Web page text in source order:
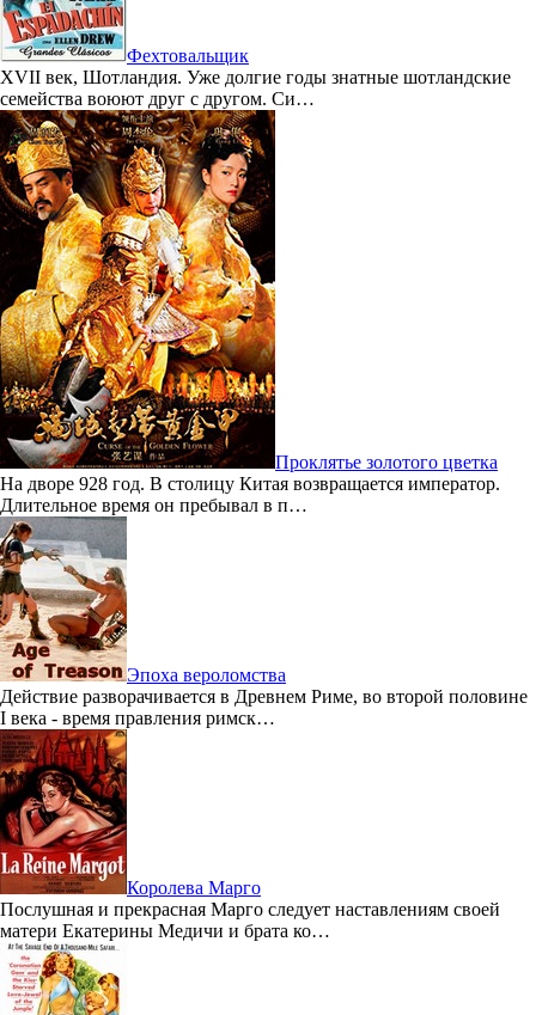
Фехтовальщик
XVII век, Шотландия. Уже долгие годы знатные шотландские
семейства воюют друг с другом. Си…
Проклятье золотого цветка
На дворе 928 год. В столицу Китая возвращается император.
Длительное время он пребывал в п…
Эпоха вероломства
Действие разворачивается в Древнем Риме, во второй половине
I века - время правления римск…
Королева Марго
Послушная и прекрасная Марго следует наставлениям своей
матери Екатерины Медичи и брата ко…